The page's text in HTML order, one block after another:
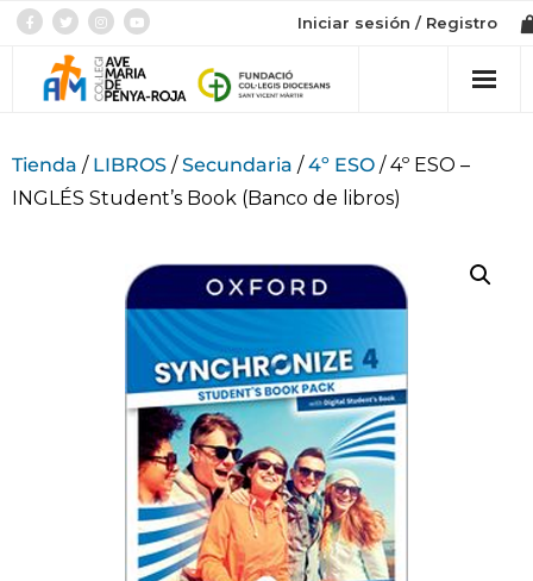
Iniciar sesión / Registro
Admissió
Tienda / LIBROS /Secundaria /4º ESO / 4º ESO –
INGLÉS Student’s Book (Banco de libros)